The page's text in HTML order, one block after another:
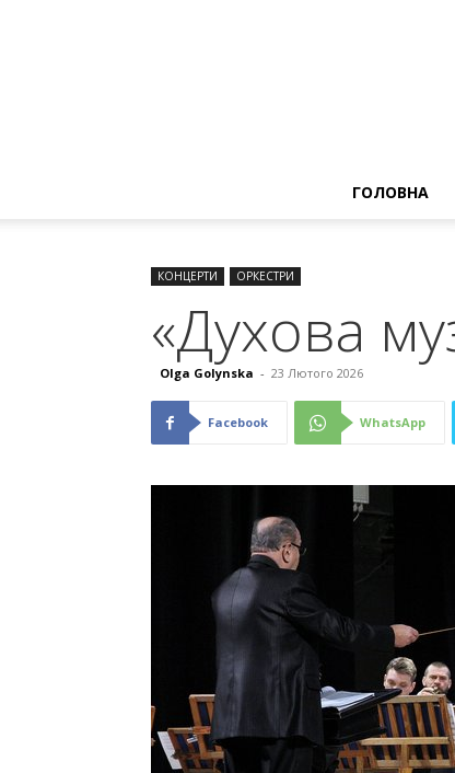
ГОЛОВНА
КОНЦЕРТИ ОРКЕСТРИ
«Духова
Olga Golynska - 23 Лютого 2026
Facebook WhatsApp